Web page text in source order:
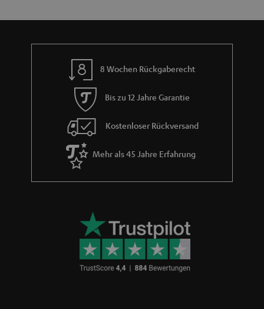
r
a
n
8 Wochen Rückgaberecht
Bis zu 12 Jahre Garantie
Kostenloser Rückversand
Mehr als 45 Jahre Erfahrung